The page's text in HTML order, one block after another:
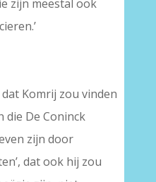
zijn meestal ook
Komrij zou vinden
die De Coninck
zijn door
dat ook hij zou